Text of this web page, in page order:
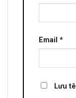
Email *
Lưu